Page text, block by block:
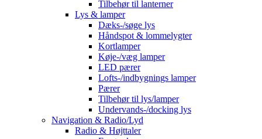
Tilbehør til lanterner
Lys & lamper
Dæks-/søge lys
Håndspot & lommelygter
Kortlamper
Køje-/væg lamper
LED pærer
Lofts-/indbygnings lamper
Pærer
Tilbehør til lys/lamper
Undervands-/docking lys
Navigation & Radio/Lyd
Radio & Højttaler